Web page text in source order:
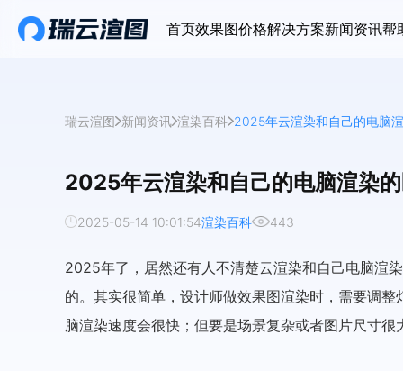
首页效果图价格解决方案新闻资讯帮
瑞云渲图 新闻资讯 渲染百科 2025年云渲染和自己的电脑
2025年云渲染和自己的电脑渲染的
2025-05-14 10:01:54渲染百科 443
2025年了，居然还有人不清楚云渲染和自己电脑渲
的。其实很简单，设计师做效果图渲染时，需要调
脑渲染速度会很快；但要是场景复杂或者图片尺寸很